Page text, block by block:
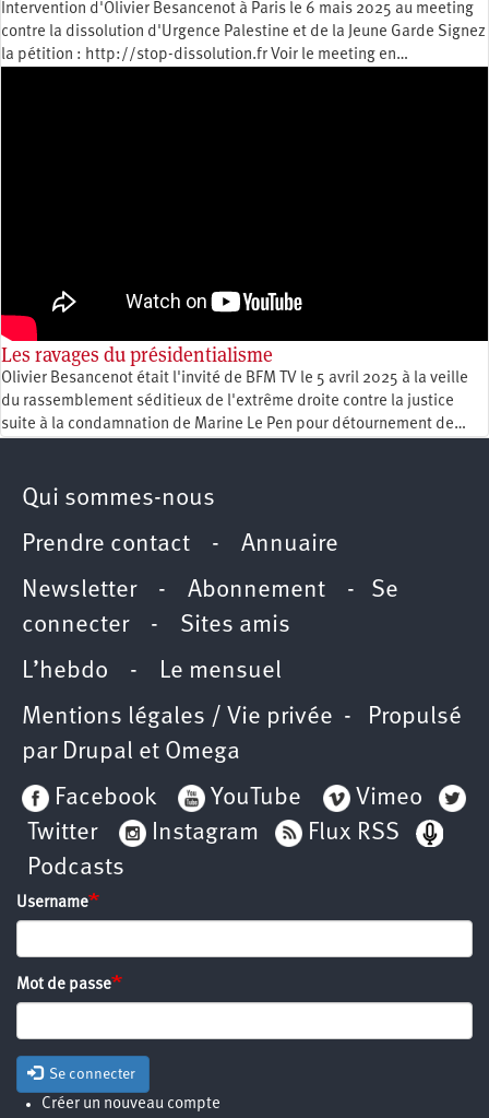
Intervention d'Olivier Besancenot à Paris le 6 mais 2025 au meeting
contre la dissolution d'Urgence Palestine et de la Jeune Garde Signez
la pétition : http://stop-dissolution.fr Voir le meeting en…
Les ravages du présidentialisme
Olivier Besancenot était l'invité de BFM TV le 5 avril 2025 à la veille
du rassemblement séditieux de l'extrême droite contre la justice
suite à la condamnation de Marine Le Pen pour détournement de…
Qui sommes-nous
Prendre contact - Annuaire
Newsletter - Abonnement - Se
connecter- Sites amis
L’hebdo - Le mensuel
Mentions légales / Vie privée - Propulsé
par Drupal et Omega
Facebook
YouTube
Vimeo
Twitter
Instagram
Flux RSS
Podcasts
Username
Mot de passe
Se connecter
Créer un nouveau compte